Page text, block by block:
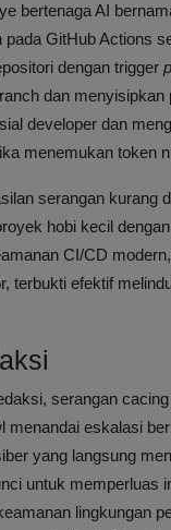
bertenaga AI
GitHub Actions
dengan trigger
dan menyisipkan
developer dan
menemukan token
serangan kurang
hobi kecil
CI/CD
terbukti efektif
serangan
menandai eskalasi
yang langsung
untuk memperluas
lingkungan